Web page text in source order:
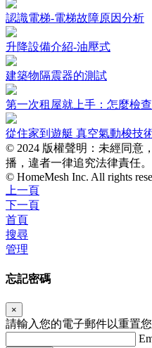
認識電梯-電梯故障原因分析
升降設備介紹-油壓式
建築物隔震器的測試
第一次租屋就上手：怎麼檢
從住家到遊艇 真空氣動梭技
© 2024 版權聲明：未經同意
播，違者一律追究法律責任。
© HomeMesh Inc. All rights
上一頁
下一頁
首頁
搜尋
管理
忘記密碼
×
請輸入您的電子郵件以重置